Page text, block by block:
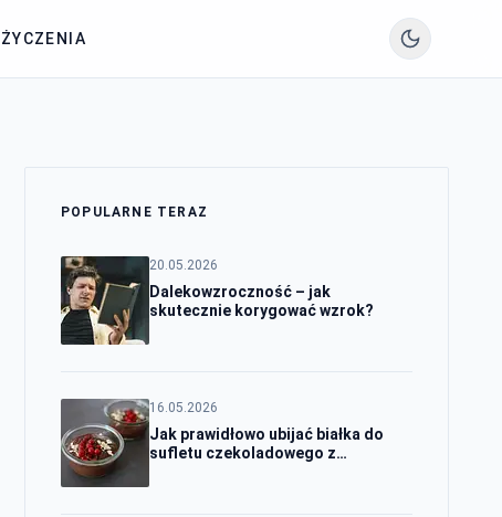
ŻYCZENIA
POPULARNE TERAZ
20.05.2026
Dalekowzroczność – jak
skutecznie korygować wzrok?
16.05.2026
Jak prawidłowo ubijać białka do
sufletu czekoladowego z